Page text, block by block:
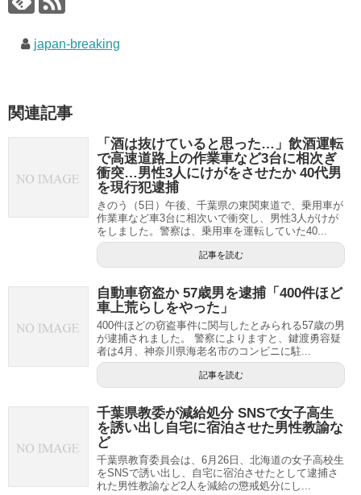
japan-breaking
関連記事
「酒は抜けていると思った…」飲酒運転
で高速道路上の作業車など3台に相次ぎ
衝突…男性3人にけがをさせたか 40代男
を現行犯逮捕
きのう（5日）午後、千葉県の東関東道で、乗用車が
作業車など車3台に相次いで衝突し、男性3人がけが
をしました。警察は、乗用車を運転していた40...
記事を読む
自動車窃盗か 57歳男を逮捕「400件ほど
車上荒らしをやった」
400件ほどの窃盗事件に関与したとみられる57歳の男
が逮捕されました。 警察によりますと、鍵渡勇容疑
者は4月、神奈川県海老名市のコンビニに駐...
記事を読む
千葉県教委が減給処分 SNSで女子高生
を誘い出し自宅に宿泊させた男性教諭な
ど
千葉県教育委員会は、6月26日、北海道の女子高校生
をSNSで誘い出し、自宅に宿泊させたとして逮捕さ
れた男性教諭など2人を減給の懲戒処分にし...